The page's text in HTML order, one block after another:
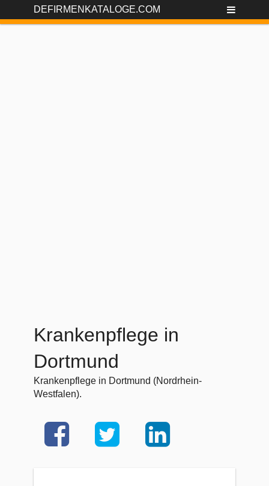
DEFIRMENKATALOGE.COM
Krankenpflege in
Dortmund
Krankenpflege in Dortmund (Nordrhein-
Westfalen).